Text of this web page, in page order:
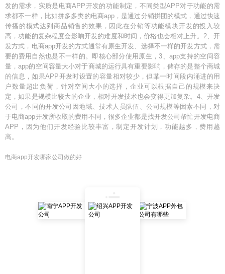
发的需求，实质是电商APP开发的功能制定，不同类型APP对于功能的需
求都不一样，比如拼多多类的电商app，是通过分销拼团的模式，通过快速
传播的模式达到商品销售的效果，因此在分销等功能模块开发的投入较
高，功能的复杂程度会影响开发的难度和时间，价格也会相对上升。2、开
发方式，电商app开发的方式通常有原生开发、选择不一样的开发方式，需
要的费用自然也是不一样的。即核心部分使用原生，3、app支持的空间容
量，app的空间容量大小对于商城的运行具有重要影响，储存的是整个商城
的信息，如果APP开发时设置的容量相对较少，但某一时间段内涌进的用
户数量超出负荷，针对空间大小的选择，企业可以根据自己的规模来决
定，如果是规模比较大的企业，相对开发技术也会变得更加复杂。4、开发
公司，不同的开发公司因地域、技术人员队伍、公司规模等因素不同，对
于电商app开发所收取的费用不同，很多企业都是找开发公司帮忙开发电商
APP，因为他们开发经验比较丰富，制定开发计划，功能越多，费用越
高。
电商app开发哪家公司做的好